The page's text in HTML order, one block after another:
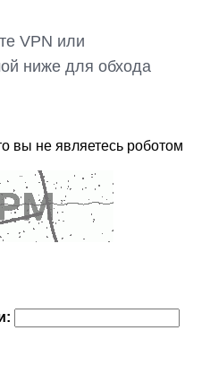
VPN или
ниже для обхода
вы не являетесь роботом